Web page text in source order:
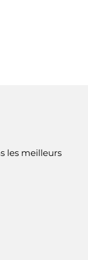
les meilleurs